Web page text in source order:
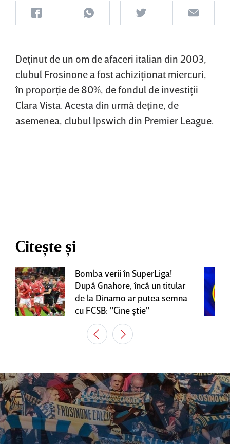
Deţinut de un om de afaceri italian din 2003,
clubul Frosinone a fost achiziţionat miercuri,
în proporţie de 80%, de fondul de investiţii
Clara Vista. Acesta din urmă deţine, de
asemenea, clubul Ipswich din Premier League.
Citește și
Bomba verii în SuperLiga!
După Gnahore, încă un titular
de la Dinamo ar putea semna
cu FCSB: "Cine ştie"